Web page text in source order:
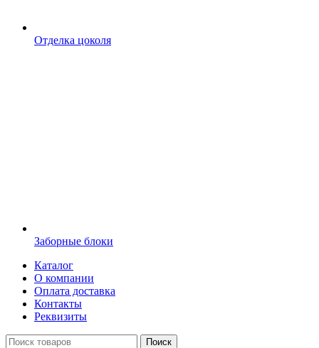
Отделка цоколя
Заборные блоки
Каталог
О компании
Оплата доставка
Контакты
Реквизиты
Поиск